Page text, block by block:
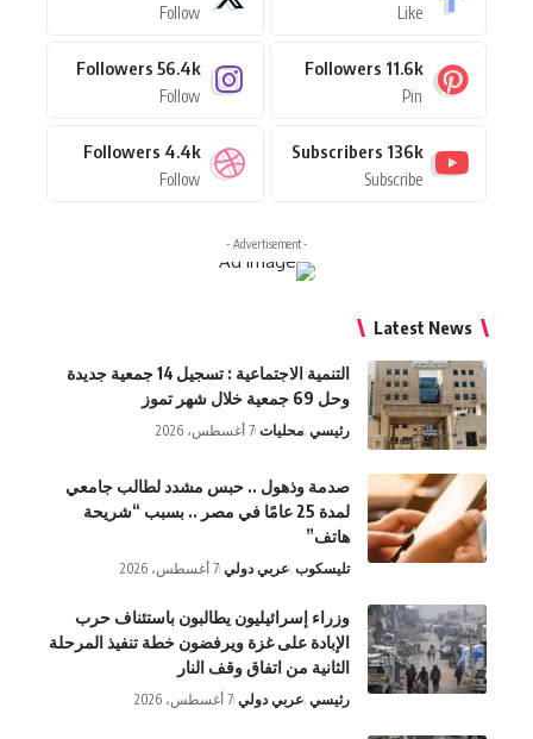
Like
Follow
11.6k
Followers
Pin
56.4k
Followers
Follow
136k
Subscribers
Subscribe
4.4k
Followers
Follow
- Advertisement -
Latest News
التنمية الاجتماعية : تسجيل 14 جمعية جديدة
وحل 69 جمعية خلال شهر تموز
رئيسي محليات 7 أغسطس، 2026
صدمة وذهول .. حبس مشدد لطالب جامعي
لمدة 25 عامًا في مصر .. بسبب “شريحة
هاتف”
تليسكوب عربي دولي 7 أغسطس، 2026
وزراء إسرائيليون يطالبون باستئناف حرب
الإبادة على غزة ويرفضون خطة تنفيذ المرحلة
الثانية من اتفاق وقف النار
رئيسي عربي دولي 7 أغسطس، 2026